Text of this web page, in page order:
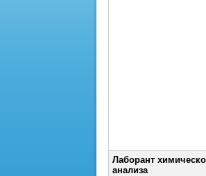
Лаборант
анализа